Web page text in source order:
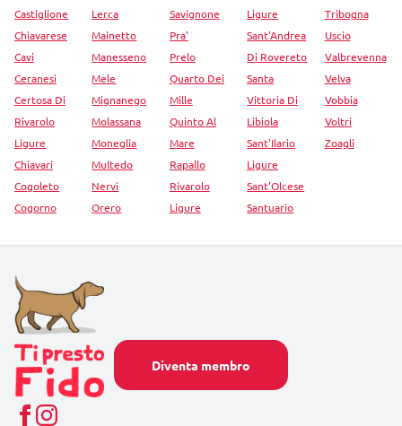
Diventa membro
Castiglione
Chiavarese
Cavi
Ceranesi
Certosa Di
Rivarolo
Ligure
Chiavari
Cogoleto
Cogorno
Lerca
Mainetto
Manesseno
Mele
Mignanego
Molassana
Moneglia
Multedo
Nervi
Orero
Savignone
Pra'
Prelo
Quarto Dei
Mille
Quinto Al
Mare
Rapallo
Rivarolo
Ligure
Ligure
Sant'Andrea
Di Rovereto
Santa
Vittoria Di
Libiola
Sant'Ilario
Ligure
Sant'Olcese
Santuario
Tribogna
Uscio
Valbrevenna
Velva
Vobbia
Voltri
Zoagli